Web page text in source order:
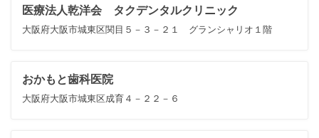
医療法人乾洋会 タクデンタルクリニック
大阪府大阪市城東区関目５－３－２１ グランシャリオ１階
おかもと歯科医院
大阪府大阪市城東区成育４－２２－６